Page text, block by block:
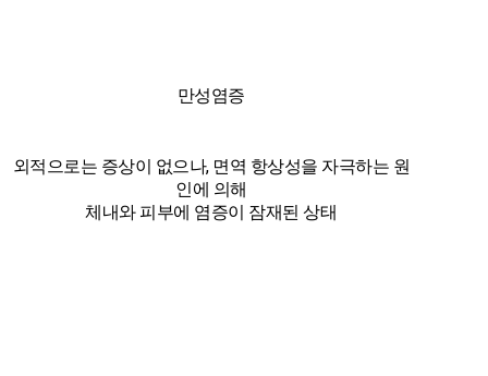
만성염증
외적으로는 증상이 없으나, 면역 항상성을 자극하는 원
인에 의해
체내와 피부에 염증이 잠재된 상태